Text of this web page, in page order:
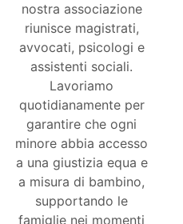
nostra associazione
riunisce magistrati,
avvocati, psicologi e
assistenti sociali.
Lavoriamo
quotidianamente per
garantire che ogni
minore abbia accesso
a una giustizia equa e
a misura di bambino,
supportando le
famiglie nei momenti